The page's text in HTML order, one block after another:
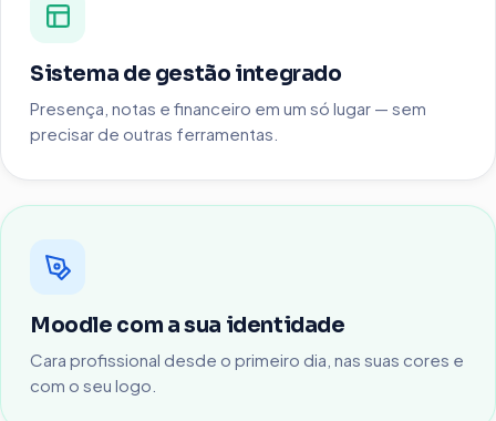
Sistema de gestão integrado
Presença, notas e financeiro em um só lugar — sem
precisar de outras ferramentas.
Moodle com a sua identidade
Cara profissional desde o primeiro dia, nas suas cores e
com o seu logo.